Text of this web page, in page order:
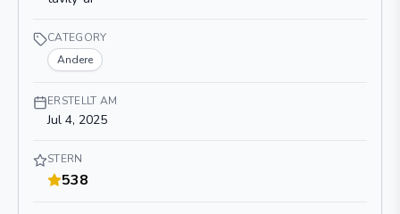
CATEGORY
Andere
ERSTELLT AM
Jul 4, 2025
STERN
538